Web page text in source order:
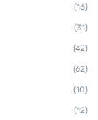
(16)
(31)
(42)
(62)
(10)
(12)